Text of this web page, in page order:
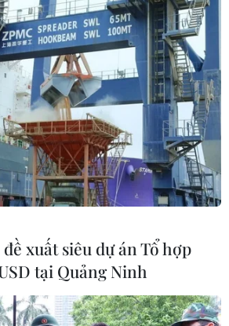
xuất siêu dự án Tổ hợp
tại Quảng Ninh